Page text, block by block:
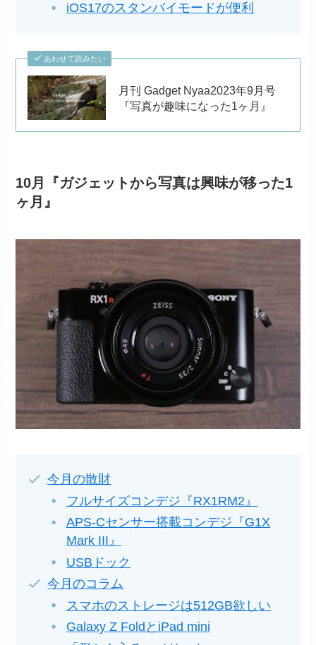
iOS17のスタンバイモードが便利
あわせて読みたい
月刊 Gadget Nyaa2023年9月号
『写真が趣味になった1ヶ月』
10月『ガジェットから写真は興味が移った1
ヶ月』
今月の散財
フルサイズコンデジ『RX1RM2』
APS-Cセンサー搭載コンデジ『G1X
Mark III』
USBドック
今月のコラム
スマホのストレージは512GB欲しい
Galaxy Z FoldとiPad mini